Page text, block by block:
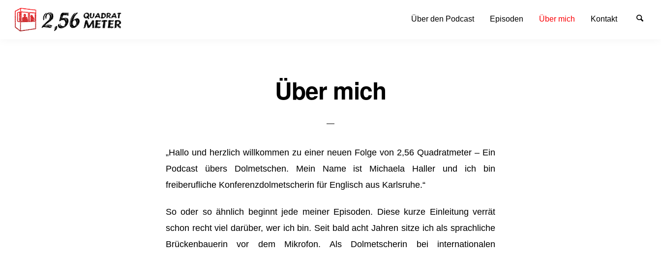
Über den Podcast Episoden Über mich Kontakt
Über mich
„Hallo und herzlich willkommen zu einer neuen Folge von 2,56 Quadratmeter – Ein
Podcast übers Dolmetschen. Mein Name ist Michaela Haller und ich bin
freiberufliche Konferenzdolmetscherin für Englisch aus Karlsruhe.“
So oder so ähnlich beginnt jede meiner Episoden. Diese kurze Einleitung verrät
schon recht viel darüber, wer ich bin. Seit bald acht Jahren sitze ich als sprachliche
Brückenbauerin vor dem Mikrofon. Als Dolmetscherin bei internationalen